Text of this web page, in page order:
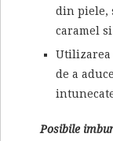
din piele,
caramel
Utilizarea
de a
Posibile